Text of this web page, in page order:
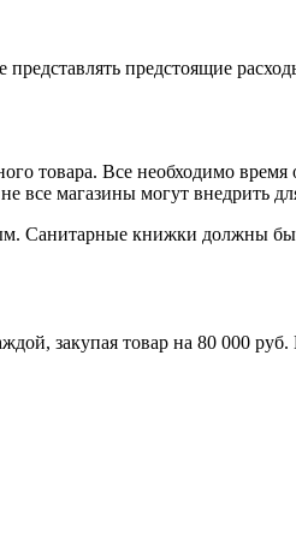
предстоящие
товара. Все необходимо время
магазины могут внедрить для
Санитарные книжки должны
закупая товар на 80 000